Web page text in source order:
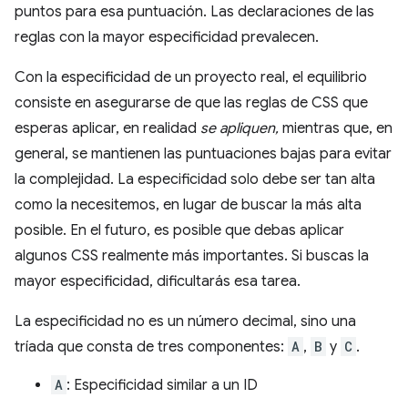
puntos para esa puntuación. Las declaraciones de las
reglas con la mayor especificidad prevalecen.
Con la especificidad de un proyecto real, el equilibrio
consiste en asegurarse de que las reglas de CSS que
esperas aplicar, en realidad se apliquen, mientras que, en
general, se mantienen las puntuaciones bajas para evitar
la complejidad. La especificidad solo debe ser tan alta
como la necesitemos, en lugar de buscar la más alta
posible. En el futuro, es posible que debas aplicar
algunos CSS realmente más importantes. Si buscas la
mayor especificidad, dificultarás esa tarea.
La especificidad no es un número decimal, sino una
tríada que consta de tres componentes: A , B y C .
A : Especificidad similar a un ID